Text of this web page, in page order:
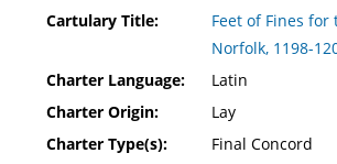
Cartulary Title:
Feet of Fines for
Norfolk, 1198-
Charter Language:
Latin
Charter Origin:
Lay
Charter Type(s):
Final Concord